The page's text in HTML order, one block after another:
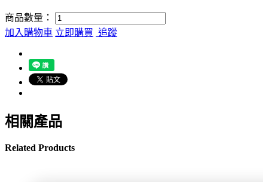
商品數量：
加入購物車 立即購買 追蹤
相關產品
Related Products